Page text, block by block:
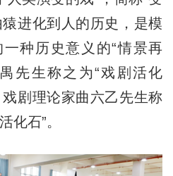
进化到人的历史，是模
种历史意义的“情景再
先生称之为“戏剧活化
剧理论家曲六乙先生称
化石”。